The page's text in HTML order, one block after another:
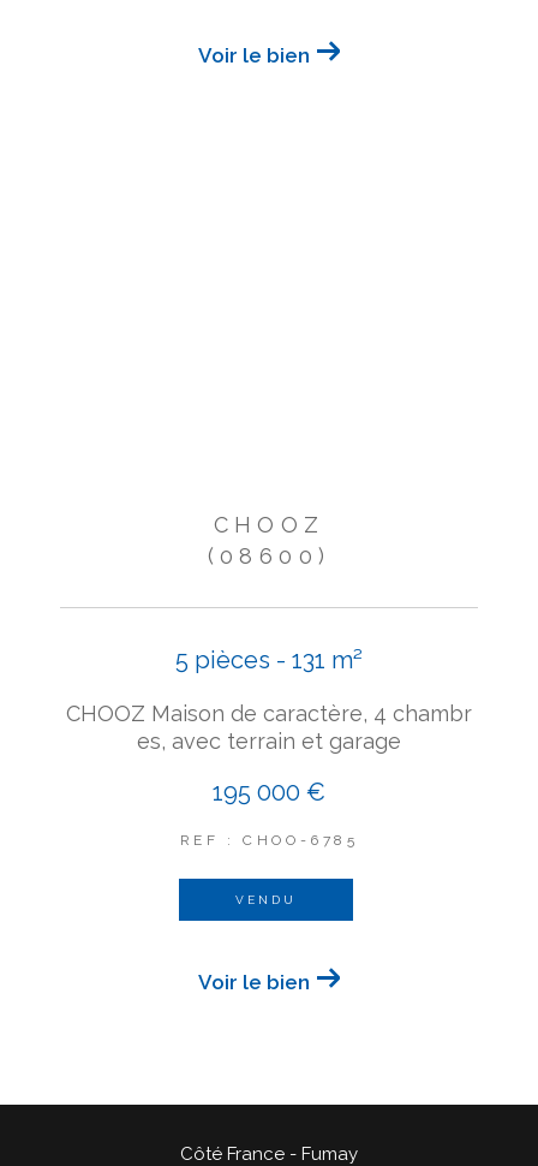
Voir le bien
CHOOZ
(08600)
5 pièces - 131 m²
CHOOZ Maison de caractère, 4 chambr
es, avec terrain et garage
195 000 €
REF : CHOO-6785
VENDU
Voir le bien
Côté France - Fumay